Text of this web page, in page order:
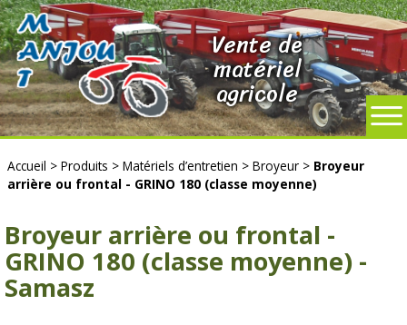
Vente de
matériel
agricole
Accueil >Produits >Matériels d’entretien >Broyeur > Broyeur
arrière ou frontal - GRINO 180 (classe moyenne)
Broyeur arrière ou frontal -
GRINO 180 (classe moyenne) -
Samasz